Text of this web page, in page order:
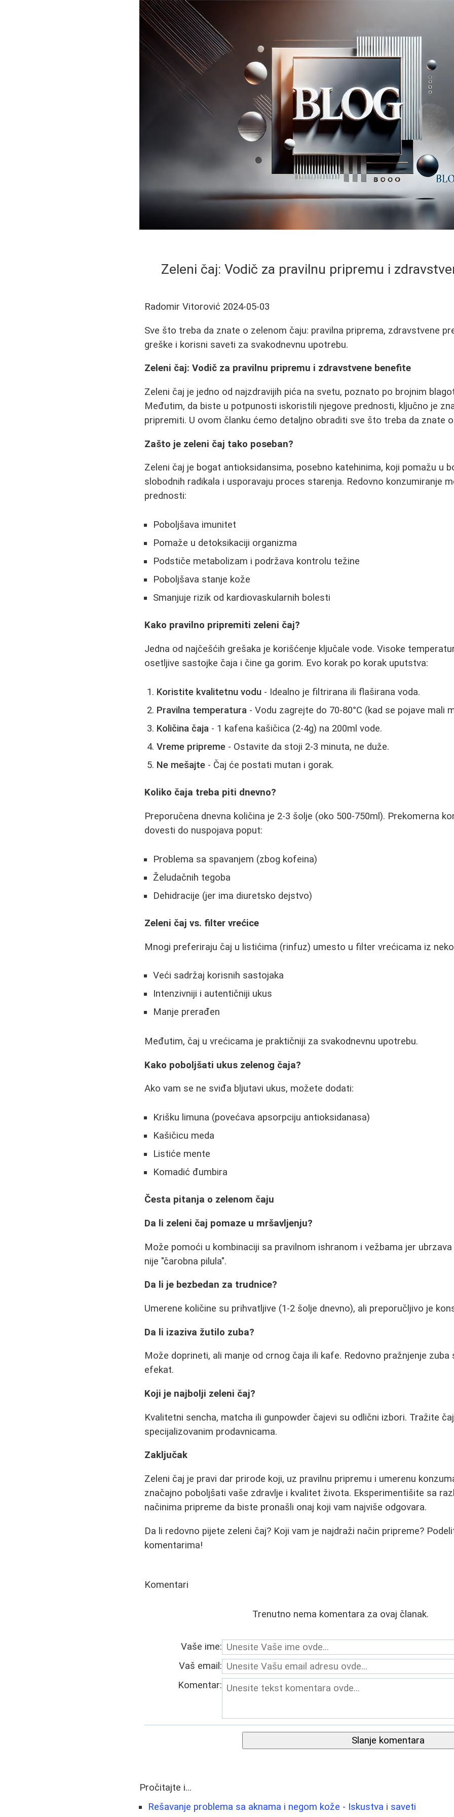
Zeleni čaj: Vodič za pravilnu pripremu i
Radomir Vitorović 2024-05-03
Sve što treba da znate o zelenom čaju: pravilna priprema, zdravstvene
greške i korisni saveti za svakodnevnu upotrebu.
Zeleni čaj: Vodič za pravilnu pripremu i zdravstvene benefite
Zeleni čaj je jedno od najzdravijih pića na svetu, poznato po brojnim
Međutim, da biste u potpunosti iskoristili njegove prednosti, ključno je
pripremiti. U ovom članku ćemo detaljno obraditi sve što treba da znate
Zašto je zeleni čaj tako poseban?
Zeleni čaj je bogat antioksidansima, posebno katehinima, koji pomažu u
slobodnih radikala i usporavaju proces starenja. Redovno konzumiranje
prednosti:
Poboljšava imunitet
Pomaže u detoksikaciji organizma
Podstiče metabolizam i podržava kontrolu težine
Poboljšava stanje kože
Smanjuje rizik od kardiovaskularnih bolesti
Kako pravilno pripremiti zeleni čaj?
Jedna od najčešćih grešaka je korišćenje ključale vode. Visoke
osetljive sastojke čaja i čine ga gorim. Evo korak po korak uputstva:
Koristite kvalitetnu vodu - Idealno je filtrirana ili flaširana voda.
Pravilna temperatura - Vodu zagrejte do 70-80°C (kad se pojave mali
Količina čaja - 1 kafena kašičica (2-4g) na 200ml vode.
Vreme pripreme - Ostavite da stoji 2-3 minuta, ne duže.
Ne mešajte - Čaj će postati mutan i gorak.
Koliko čaja treba piti dnevno?
Preporučena dnevna količina je 2-3 šolje (oko 500-750ml). Prekomerna
dovesti do nuspojava poput:
Problema sa spavanjem (zbog kofeina)
Želudačnih tegoba
Dehidracije (jer ima diuretsko dejstvo)
Zeleni čaj vs. filter vrećice
Mnogi preferiraju čaj u listićima (rinfuz) umesto u filter vrećicama iz
Veći sadržaj korisnih sastojaka
Intenzivniji i autentičniji ukus
Manje prerađen
Međutim, čaj u vrećicama je praktičniji za svakodnevnu upotrebu.
Kako poboljšati ukus zelenog čaja?
Ako vam se ne sviđa bljutavi ukus, možete dodati:
Krišku limuna (povećava apsorpciju antioksidanasa)
Kašičicu meda
Listiće mente
Komadić đumbira
Česta pitanja o zelenom čaju
Da li zeleni čaj pomaze u mršavljenju?
Može pomoći u kombinaciji sa pravilnom ishranom i vežbama jer
nije "čarobna pilula".
Da li je bezbedan za trudnice?
Umerene količine su prihvatljive (1-2 šolje dnevno), ali preporučljivo je
Da li izaziva žutilo zuba?
Može doprineti, ali manje od crnog čaja ili kafe. Redovno pražnjenje zuba
efekat.
Koji je najbolji zeleni čaj?
Kvalitetni sencha, matcha ili gunpowder čajevi su odlični izbori. Tražite
specijalizovanim prodavnicama.
Zaključak
Zeleni čaj je pravi dar prirode koji, uz pravilnu pripremu i umerenu
značajno poboljšati vaše zdravlje i kvalitet života. Eksperimentišite sa
načinima pripreme da biste pronašli onaj koji vam najviše odgovara.
Da li redovno pijete zeleni čaj? Koji vam je najdraži način pripreme?
komentarima!
Komentari
Trenutno nema komentara za ovaj članak.
Vaše ime:
Vaš email:
Komentar:
Slanje komentara
Pročitajte i...
Rešavanje problema sa aknama i negom kože - Iskustva i saveti